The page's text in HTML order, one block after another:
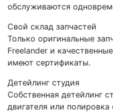
обслуживаются
Свой склад запчастей
Только оригинальные
Freelander и
имеют сертификаты.
Детейлинг студия
Собственная детейлинг
двигателя или